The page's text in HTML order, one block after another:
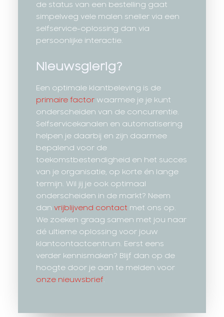
de status van een bestelling gaat
simpelweg vele malen sneller via een
selfservice-oplossing dan via
persoonlijke interactie.
Nieuwsgierig?
Een optimale klantbeleving is de
primaire factor waarmee je je kunt
onderscheiden van de concurrentie.
Selfservicekanalen en automatisering
helpen je daarbij en zijn daarmee
bepalend voor de
toekomstbestendigheid en het succes
van je organisatie, op korte én lange
termijn. Wil jij je ook optimaal
onderscheiden in de markt? Neem
dan vrijblijvend contact met ons op.
We zoeken graag samen met jou naar
dé ultieme oplossing voor jouw
klantcontactcentrum. Eerst eens
verder kennismaken? Blijf dan op de
hoogte door je aan te melden voor
onze nieuwsbrief.